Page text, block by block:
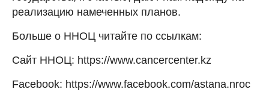
реализацию намеченных планов.
Больше о ННОЦ читайте по ссылкам:
Сайт ННОЦ: https://www.cancercenter.kz
Facebook: https://www.facebook.com/astana.nroc